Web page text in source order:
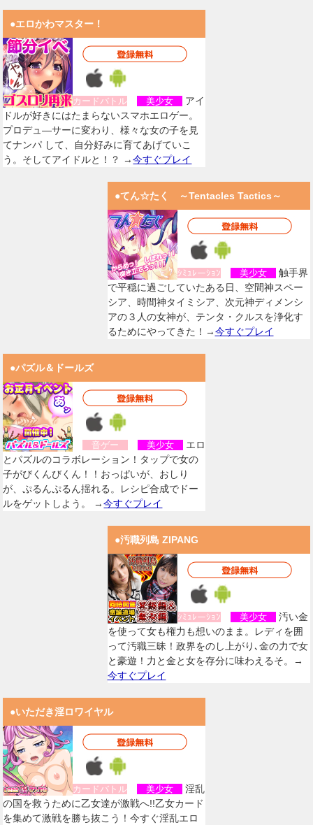
●エロかわマスター！
カードバトル 美少女
アイ
ドルが好きにはたまらないスマホエロゲー。
プロデュ―サーに変わり、様々な女の子を見
てナンパ して、自分好みに育てあげていこ
う。そしてアイドルと！？ →今すぐプレイ
●てん☆たく ～Tentacles Tactics～
ｼﾐｭﾚーｼｮﾝ 美少女
触手界
で平穏に過ごしていたある日、空間神スペー
シア、時間神タイミシア、次元神ディメンシ
アの３人の女神が、テンタ・クルスを浄化す
るためにやってきた！→今すぐプレイ
●パズル＆ドールズ
音ゲー 美少女
エロ
とパズルのコラボレーション！タップで女の
子がびくんびくん！！おっぱいが、おしり
が、ぷるんぷるん揺れる。レシピ合成でドー
ルをゲットしよう。 →今すぐプレイ
●汚職列島 ZIPANG
ｼﾐｭﾚーｼｮﾝ 美少女
汚い金
を使って女も権力も想いのまま。レディを囲
って汚職三昧！政界をのし上がり､金の力で女
と豪遊！力と金と女を存分に味わえるそ。→
今すぐプレイ
●いただき淫ロワイヤル
カードバトル 美少女
淫乱
の国を救うために乙女達が激戦へ!!乙女カード
を集めて激戦を勝ち抜こう！今すぐ淫乱エロ